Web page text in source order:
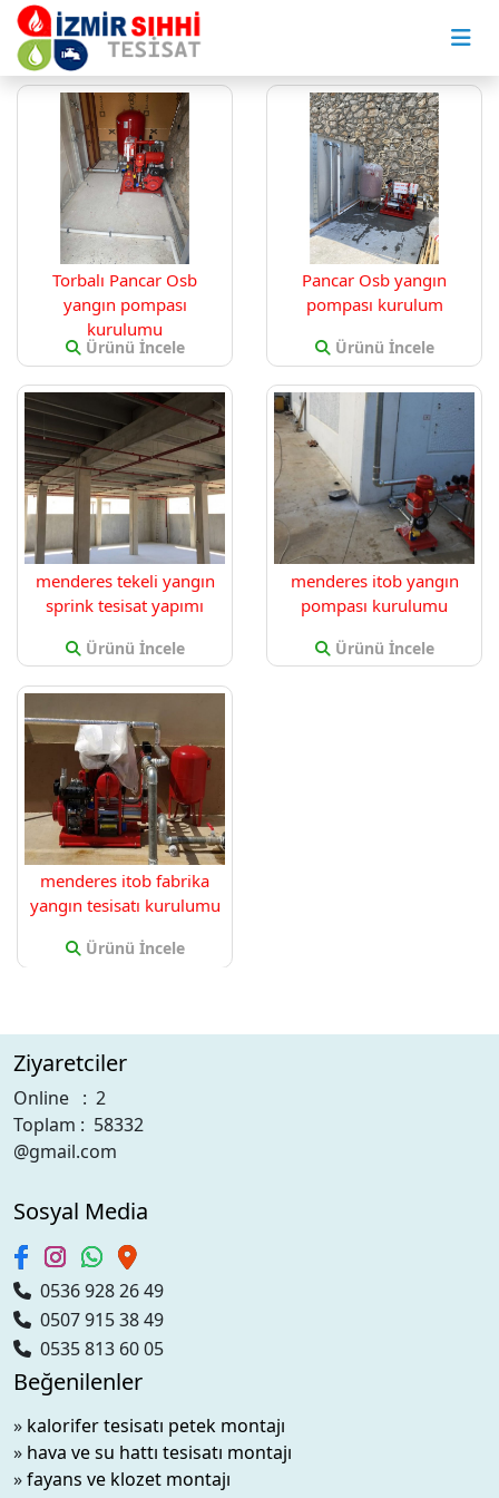
YANGIN TESİSAT
Torbalı Pancar Osb
yangın pompası
kurulumu
Ürünü İncele
Pancar Osb yangın
pompası kurulum
Ürünü İncele
menderes tekeli yangın
sprink tesisat yapımı
Ürünü İncele
menderes itob yangın
pompası kurulumu
Ürünü İncele
menderes itob fabrika
yangın tesisatı kurulumu
Ürünü İncele
Ziyaretciler
Online : 2
Toplam : 58332
@gmail.com
Sosyal Media
0536 928 26 49
0507 915 38 49
0535 813 60 05
Beğenilenler
» kalorifer tesisatı petek montajı
» hava ve su hattı tesisatı montajı
»fayans ve klozet montajı